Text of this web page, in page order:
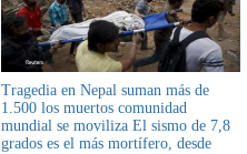
Tragedia en Nepal suman más de
1.500 los muertos comunidad
mundial se moviliza El sismo de 7,8
grados es el más mortífero, desde